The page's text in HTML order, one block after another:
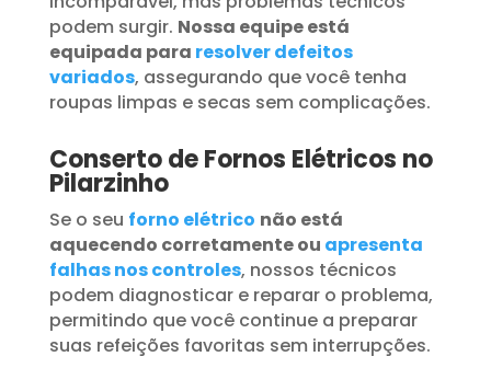
podem surgir. Nossa equipe está
equipada para resolver defeitos
variados, assegurando que você tenha
roupas limpas e secas sem complicações.
Conserto de Fornos Elétricos no
Pilarzinho
Se o seu forno elétrico não está
aquecendo corretamente ou apresenta
falhas nos controles, nossos técnicos
podem diagnosticar e reparar o problema,
permitindo que você continue a preparar
suas refeições favoritas sem interrupções.